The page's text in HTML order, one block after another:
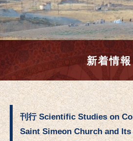
新着情報
刊行 Scientific Studies on
Saint Simeon Church and